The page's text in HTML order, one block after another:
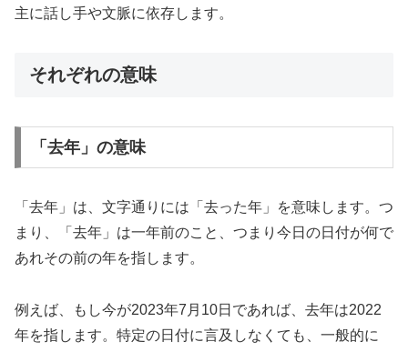
主に話し手や文脈に依存します。
それぞれの意味
「去年」の意味
「去年」は、文字通りには「去った年」を意味します。つ
まり、「去年」は一年前のこと、つまり今日の日付が何で
あれその前の年を指します。
例えば、もし今が2023年7月10日であれば、去年は2022
年を指します。特定の日付に言及しなくても、一般的に